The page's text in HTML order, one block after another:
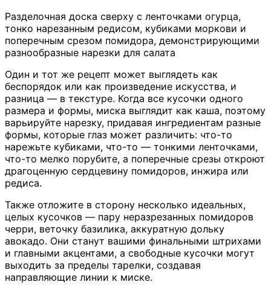
Разделочная доска сверху с ленточками огурца,
тонко нарезанным редисом, кубиками моркови и
поперечным срезом помидора, демонстрирующими
разнообразные нарезки для салата
Один и тот же рецепт может выглядеть как
беспорядок или как произведение искусства, и
разница — в текстуре. Когда все кусочки одного
размера и формы, миска выглядит как каша, поэтому
варьируйте нарезку, придавая ингредиентам разные
формы, которые глаз может различить: что-то
нарежьте кубиками, что-то — тонкими ленточками,
что-то мелко порубите, а поперечные срезы откроют
драгоценную сердцевину помидоров, инжира или
редиса.
Также отложите в сторону несколько идеальных,
целых кусочков — пару неразрезанных помидоров
черри, веточку базилика, аккуратную дольку
авокадо. Они станут вашими финальными штрихами
и главными акцентами, а свободные кусочки могут
выходить за пределы тарелки, создавая
направляющие линии к миске.